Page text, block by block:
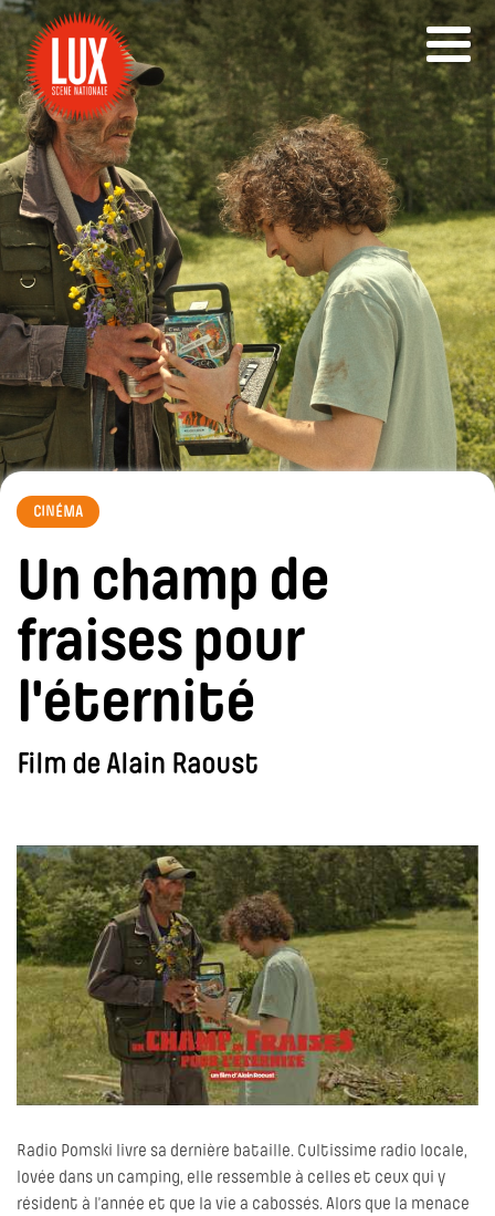
CINÉMA
Un champ de
fraises pour
l'éternité
Film de Alain Raoust
Radio Pomski livre sa dernière bataille. Cultissime radio locale,
lovée dans un camping, elle ressemble à celles et ceux qui y
résident à l’année et que la vie a cabossés. Alors que la menace